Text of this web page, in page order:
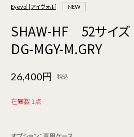
Eyevol [アイヴォル] NEW
SHAW-HF 52サイ
DG-MGY-M.GRY
26,400円 税込
在庫数 1点